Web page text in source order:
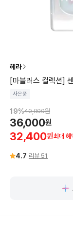
헤라
[마블러스 컬렉션]
사은품
19%40,000원
36,000원
32,400원최대 혜
4.7 리뷰 51